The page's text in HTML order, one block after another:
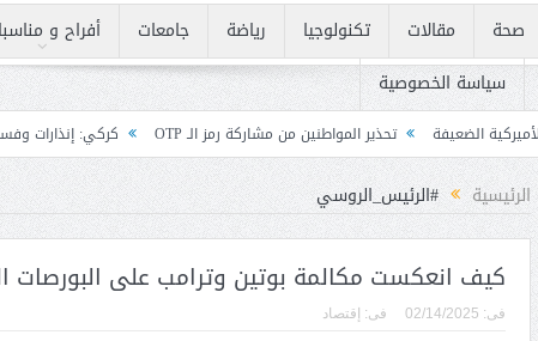
صحة مقالات تكنولوجيا رياضة جامعات أفراح و
سياسة الخصوصية
تحذير المواطنين من مشاركة رمز الـ OTP كركي: إنذارات وفسخ عقود مع مستشفيات
الرئيسية #الرئيس_الروسي
كيف انعكست مكالمة بوتين وترامب على البورصات
فى: 02/14/2025 فى: إقتصاد